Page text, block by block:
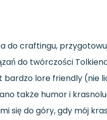
do craftingu,
do twórczości
bardzo lore friendly (nie
także humor i
się do góry, gdy mój